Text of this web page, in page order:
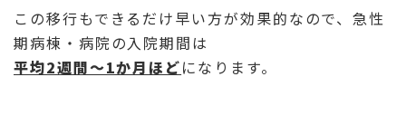
この移行もできるだけ早い方が効果的なので、急性
期病棟・病院の入院期間は
平均2週間～1か月ほどになります。